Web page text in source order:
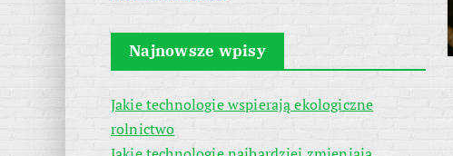
Najnowsze wpisy
Jakie technologie wspierają ekologiczne
rolnictwo